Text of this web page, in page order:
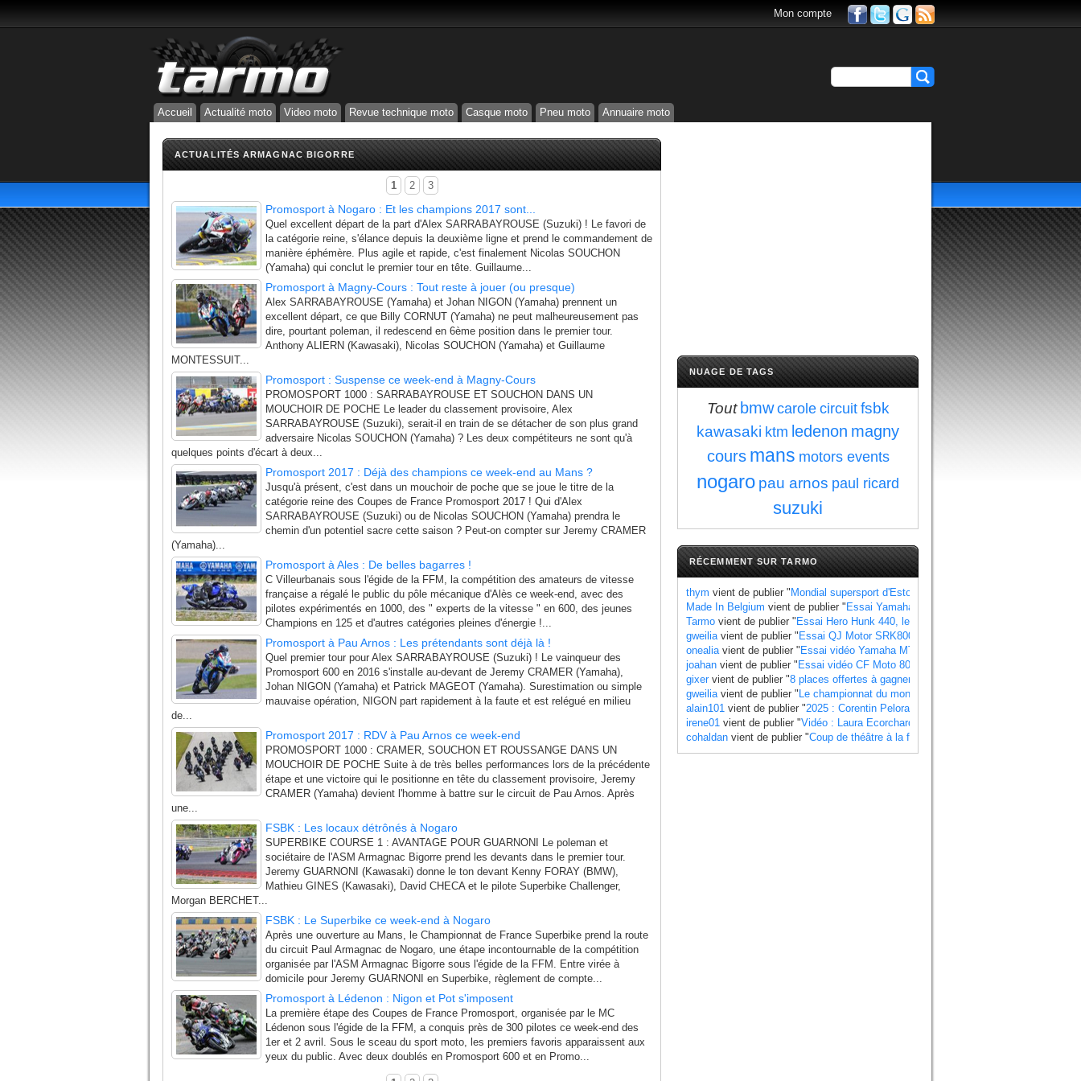
Mon compte
Accueil Actualité moto Video moto Revue technique moto Casque moto Pneu moto Annuaire moto
ACTUALITÉS ARMAGNAC BIGORRE
1 2 3
Promosport à Nogaro : Et les champions 2017 sont...
Quel excellent départ de la part d'Alex SARRABAYROUSE (Suzuki) ! Le favori de
la catégorie reine, s'élance depuis la deuxième ligne et prend le commandement de
manière éphémère. Plus agile et rapide, c'est finalement Nicolas SOUCHON
(Yamaha) qui conclut le premier tour en tête. Guillaume...
Promosport à Magny-Cours : Tout reste à jouer (ou presque)
Alex SARRABAYROUSE (Yamaha) et Johan NIGON (Yamaha) prennent un
excellent départ, ce que Billy CORNUT (Yamaha) ne peut malheureusement pas
dire, pourtant poleman, il redescend en 6ème position dans le premier tour.
Anthony ALIERN (Kawasaki), Nicolas SOUCHON (Yamaha) et Guillaume
MONTESSUIT...
Promosport : Suspense ce week-end à Magny-Cours
PROMOSPORT 1000 : SARRABAYROUSE ET SOUCHON DANS UN
MOUCHOIR DE POCHE Le leader du classement provisoire, Alex
SARRABAYROUSE (Suzuki), serait-il en train de se détacher de son plus grand
adversaire Nicolas SOUCHON (Yamaha) ? Les deux compétiteurs ne sont qu'à
quelques points d'écart à deux...
Promosport 2017 : Déjà des champions ce week-end au Mans ?
Jusqu'à présent, c'est dans un mouchoir de poche que se joue le titre de la
catégorie reine des Coupes de France Promosport 2017 ! Qui d'Alex
SARRABAYROUSE (Suzuki) ou de Nicolas SOUCHON (Yamaha) prendra le
chemin d'un potentiel sacre cette saison ? Peut-on compter sur Jeremy CRAMER
(Yamaha)...
Promosport à Ales : De belles bagarres !
C Villeurbanais sous l'égide de la FFM, la compétition des amateurs de vitesse
française a régalé le public du pôle mécanique d'Alès ce week-end, avec des
pilotes expérimentés en 1000, des " experts de la vitesse " en 600, des jeunes
Champions en 125 et d'autres catégories pleines d'énergie !...
Promosport à Pau Arnos : Les prétendants sont déjà là !
Quel premier tour pour Alex SARRABAYROUSE (Suzuki) ! Le vainqueur des
Promosport 600 en 2016 s'installe au-devant de Jeremy CRAMER (Yamaha),
Johan NIGON (Yamaha) et Patrick MAGEOT (Yamaha). Surestimation ou simple
mauvaise opération, NIGON part rapidement à la faute et est relégué en milieu
de...
Promosport 2017 : RDV à Pau Arnos ce week-end
PROMOSPORT 1000 : CRAMER, SOUCHON ET ROUSSANGE DANS UN
MOUCHOIR DE POCHE Suite à de très belles performances lors de la précédente
étape et une victoire qui le positionne en tête du classement provisoire, Jeremy
CRAMER (Yamaha) devient l'homme à battre sur le circuit de Pau Arnos. Après
une...
FSBK : Les locaux détrônés à Nogaro
SUPERBIKE COURSE 1 : AVANTAGE POUR GUARNONI Le poleman et
sociétaire de l'ASM Armagnac Bigorre prend les devants dans le premier tour.
Jeremy GUARNONI (Kawasaki) donne le ton devant Kenny FORAY (BMW),
Mathieu GINES (Kawasaki), David CHECA et le pilote Superbike Challenger,
Morgan BERCHET...
FSBK : Le Superbike ce week-end à Nogaro
Après une ouverture au Mans, le Championnat de France Superbike prend la route
du circuit Paul Armagnac de Nogaro, une étape incontournable de la compétition
organisée par l'ASM Armagnac Bigorre sous l'égide de la FFM. Entre virée à
domicile pour Jeremy GUARNONI en Superbike, règlement de compte...
Promosport à Lédenon : Nigon et Pot s'imposent
La première étape des Coupes de France Promosport, organisée par le MC
Lédenon sous l'égide de la FFM, a conquis près de 300 pilotes ce week-end des
1er et 2 avril. Sous le sceau du sport moto, les premiers favoris apparaissent aux
yeux du public. Avec deux doublés en Promosport 600 et en Promo...
NUAGE DE TAGS
Tout bmw carole circuit fsbk
kawasaki ktm ledenon magny
cours mans motors events
nogaro pau arnos paul ricard
suzuki
RÉCEMMENT SUR TARMO
thym vient de publier " Mondial supersport d'Estoril : Manzi se rapproche du titre au
Made In Belgium vient de publier " Essai Yamaha Ténéré 700 World Raid, les points
Tarmo vient de publier " Essai Hero Hunk 440, les points à retenir
gweiliavient de publier " Essai QJ Motor SRK800, les points à retenir
onealiavient de publier " Essai vidéo Yamaha MT 07 2025 standard et Y AMT
joahan vient de publier " Essai vidéo CF Moto 800 MT X
gixervient de publier "8 places offertes à gagner pour le Grand Prix de France 2025
gweiliavient de publier " Le championnat du monde side-car 2025 a un calendrier
alain101 vient de publier "2025 : Corentin Pelorari sous les couleurs de Honda
irene01 vient de publier "Vidéo : Laura Ecorchard détaille sa saison 2024
cohaldan vient de publier "Coup de théâtre à la finale du Mondial 2024 side-car ,